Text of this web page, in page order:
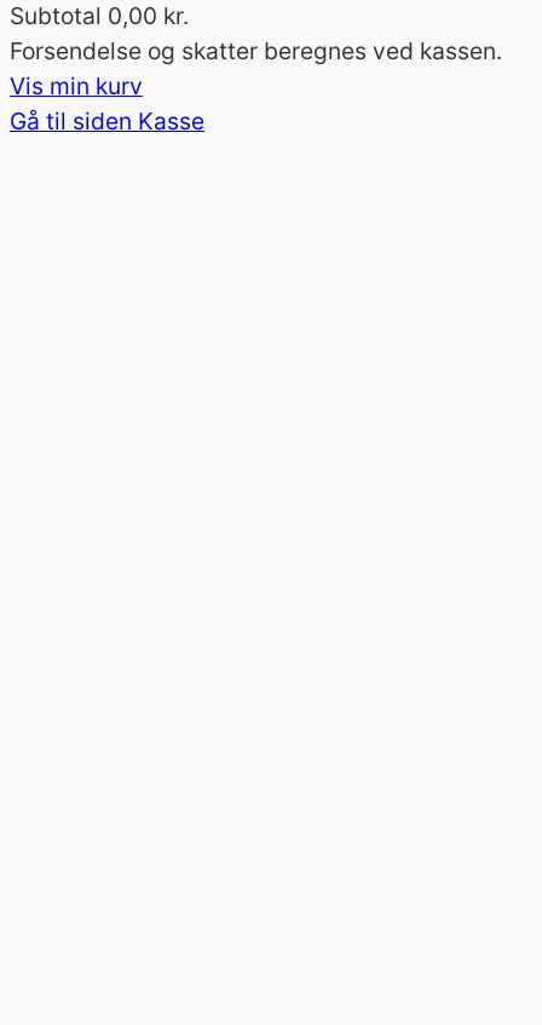
Varer
i
Subtotal 0,00 kr.
Forsendelse og skatter beregnes ved kassen.
Vis min kurv
Gå til siden Kasse